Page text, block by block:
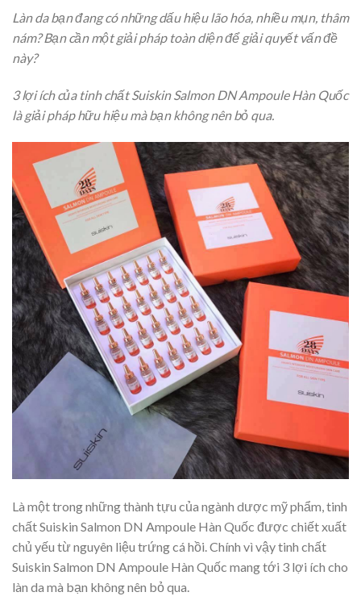
Làn da bạn đang có những dấu hiệu lão hóa, nhiều mụn, thâm
nám? Bạn cần một giải pháp toàn diện để giải quyết vấn đề
này?
3 lợi ích của tinh chất Suiskin Salmon DN Ampoule Hàn Quốc
là giải pháp hữu hiệu mà bạn không nên bỏ qua.
Là một trong những thành tựu của ngành dược mỹ phẩm, tinh
chất Suiskin Salmon DN Ampoule Hàn Quốc được chiết xuất
chủ yếu từ nguyên liệu trứng cá hồi. Chính vì vậy tinh chất
Suiskin Salmon DN Ampoule Hàn Quốc mang tới 3 lợi ích cho
làn da mà bạn không nên bỏ qua.